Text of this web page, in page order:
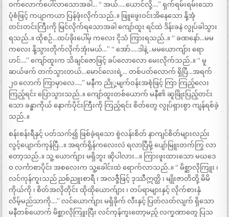
ဝက်လောက်ပေါ်လာသောအခါ… “ အယ်…..ယောင်လို့….” ရှက်ရမ်းရမ်းသော
ပုံစံဖြင့် ကပျာကယာ ပြန်ဖုံးလိုက်သည်..။ ဖြူဖွေးဝင်းအိနေသော နို့အုံ
တင်းတင်းကြီးကို မြင်လိုက်ရသောအခါ ကျော်ထူး ရင်ထဲ ဒိန်းခနဲ လွုပ်ခါသွား
ရသည်..။ ထိုစဉ်…ထပ်ခိုးပေါ်မှ ကလေး ငိုသံ ကြားရသည်..။ “ ခဏနော်…မမ
ကလေး နို့သွားတိုက်လိုက်အုံးမယ်…” “ အော်…..ဒါနဲ့ ..မမယောကျ်ား ရော
ဟင်….” ကျော်ထူးက သိချင်ဇောဖြင့် ခပ်လောလော မေးလိုက်သည်..။ “ မူ
ဆယ်ဖက် တက်သွားတယ်…မောင်လေးရဲ့… တစ်ပတ်လောက် ရှိပြီ…အရက်
၂၀ လောက် ကြာမှာလေ…..” မနီက ညိုှ့မျက်ဝန်းအစုံဖြင့် ကြာ ကြည့်လေး
ကြည့်ရင်း ပြောသွားသည်..။ ကျော်ထူးတစ်ယောက် မနီ၏ ဆူဖြိုးပြည့်တင်း
သော ခန္ဓာကိုယ် နောက်ပိုင်းကြီးကို ကြည့်ရင်း စိတ်တွေ လွုပ်ရှားစွာ ကျန်ရစ်ခဲ့
သည်..။
စန်းစန်းရီနှင့် ပတ်သက်၍ ဖြစ်ခဲ့ရသော စွဲလန်းစိတ် နာကျင်စိတ်များလည်း
လွင့်ပျောက်ကုန်ပြီ…။ အရက်ရှိန်ကလေးလဲ ရလာပြီမို့ ပျော်မြူးတက်ကြွ လာ
တော့သည်..။ သူ့ ယောက်ျား မရှိဘူး ဆိုပါလား…။ ကြားဖူးထားသော မဃဒေ
ဝ လင်္ကာစာပိုင်း အစလေးက သူ့ခေါင်းထဲ ရောက်လာသည်..။ “ မိစ္ဆာလိုကြူး ၊
လင်ကုန်ကူးသည် ညစ်ညူးစာရီ ၊ အလဇ္ဇီဖြင့် ဒုဿီဣတ္ထိ ၊ မျိုးဇာတိတို့ မိမိ
ကိုယ်ကို ၊ စိတ်အလိုတိုင်း ထိုထိုယောက်ျား ၊ တပ်ရာများနှင့် လိုက်စားနှံ
လိမ့်မည်သာကို….” လင်ယောက်ျား မရှိခိုက် လီးနှင့် ပြတ်လတ်လျက် ရှိသော
မနီတစ်ယောက် မိစ္ဆာလိုကြူးပြီး လင်ကုန်ကူးတော့မည့် လက္ခဏာတွေ ပြသ